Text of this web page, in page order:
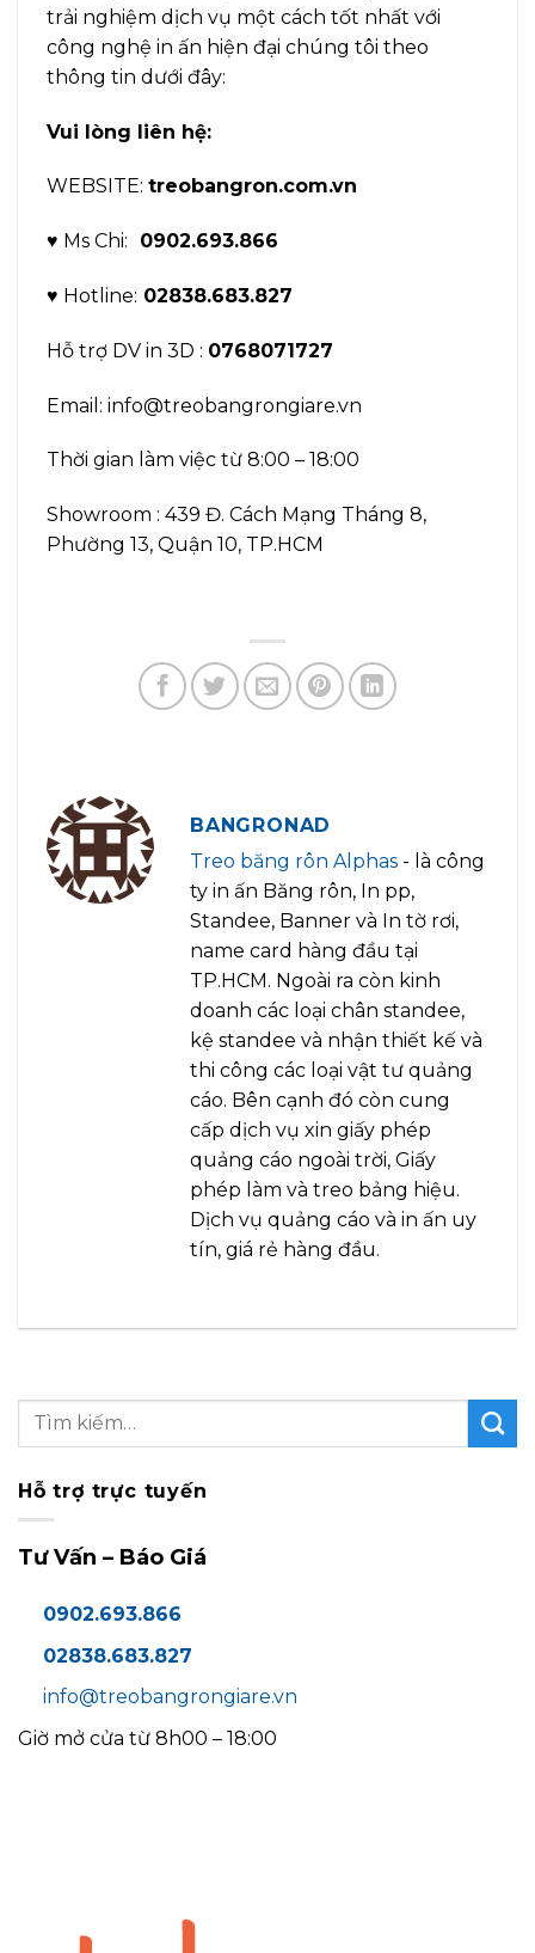
trải nghiệm dịch vụ một cách tốt nhất với
công nghệ in ấn hiện đại chúng tôi theo
thông tin dưới đây:
Vui lòng liên hệ:
WEBSITE: treobangron.com.vn
♥ Ms Chi: 0902.693.866
♥ Hotline: 02838.683.827
Hỗ trợ DV in 3D : 0768071727
Email: info@treobangrongiare.vn
Thời gian làm việc từ 8:00 – 18:00
Showroom : 439 Đ. Cách Mạng Tháng 8,
Phường 13, Quận 10, TP.HCM
BANGRONAD
Treo băng rôn Alphas - là công
ty in ấn Băng rôn, In pp,
Standee, Banner và In tờ rơi,
name card hàng đầu tại
TP.HCM. Ngoài ra còn kinh
doanh các loại chân standee,
kệ standee và nhận thiết kế và
thi công các loại vật tư quảng
cáo. Bên cạnh đó còn cung
cấp dịch vụ xin giấy phép
quảng cáo ngoài trời, Giấy
phép làm và treo bảng hiệu.
Dịch vụ quảng cáo và in ấn uy
tín, giá rẻ hàng đầu.
Hỗ trợ trực tuyến
Tư Vấn – Báo Giá
0902.693.866
02838.683.827
info@treobangrongiare.vn
Giờ mở cửa từ 8h00 – 18:00